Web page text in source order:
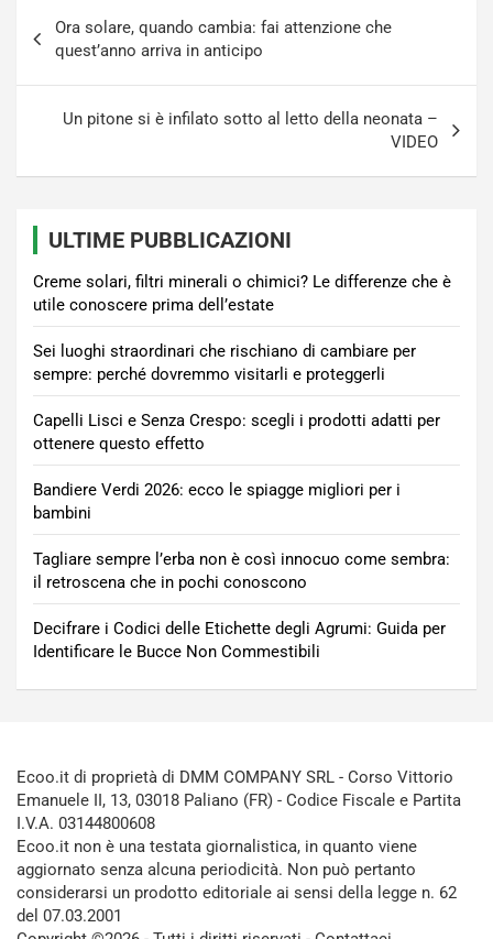
articoli
Ora solare, quando cambia: fai attenzione che
quest’anno arriva in anticipo
Un pitone si è infilato sotto al letto della neonata –
VIDEO
ULTIME PUBBLICAZIONI
Creme solari, filtri minerali o chimici? Le differenze che è
utile conoscere prima dell’estate
Sei luoghi straordinari che rischiano di cambiare per
sempre: perché dovremmo visitarli e proteggerli
Capelli Lisci e Senza Crespo: scegli i prodotti adatti per
ottenere questo effetto
Bandiere Verdi 2026: ecco le spiagge migliori per i
bambini
Tagliare sempre l’erba non è così innocuo come sembra:
il retroscena che in pochi conoscono
Decifrare i Codici delle Etichette degli Agrumi: Guida per
Identificare le Bucce Non Commestibili
Ecoo.it di proprietà di DMM COMPANY SRL - Corso Vittorio
Emanuele II, 13, 03018 Paliano (FR) - Codice Fiscale e Partita
I.V.A. 03144800608
Ecoo.it non è una testata giornalistica, in quanto viene
aggiornato senza alcuna periodicità. Non può pertanto
considerarsi un prodotto editoriale ai sensi della legge n. 62
del 07.03.2001